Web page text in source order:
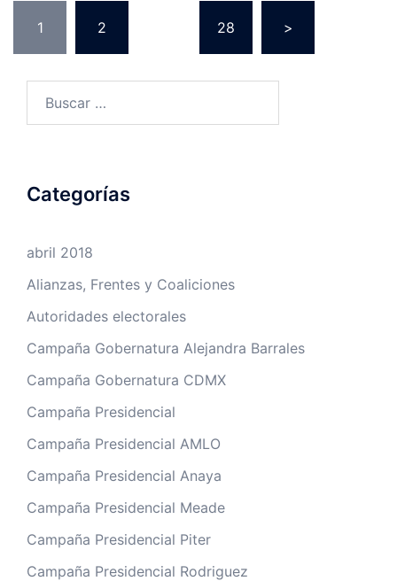
entradas
1 2 28 >
Categorías
abril 2018
Alianzas, Frentes y Coaliciones
Autoridades electorales
Campaña Gobernatura Alejandra Barrales
Campaña Gobernatura CDMX
Campaña Presidencial
Campaña Presidencial AMLO
Campaña Presidencial Anaya
Campaña Presidencial Meade
Campaña Presidencial Piter
Campaña Presidencial Rodriguez